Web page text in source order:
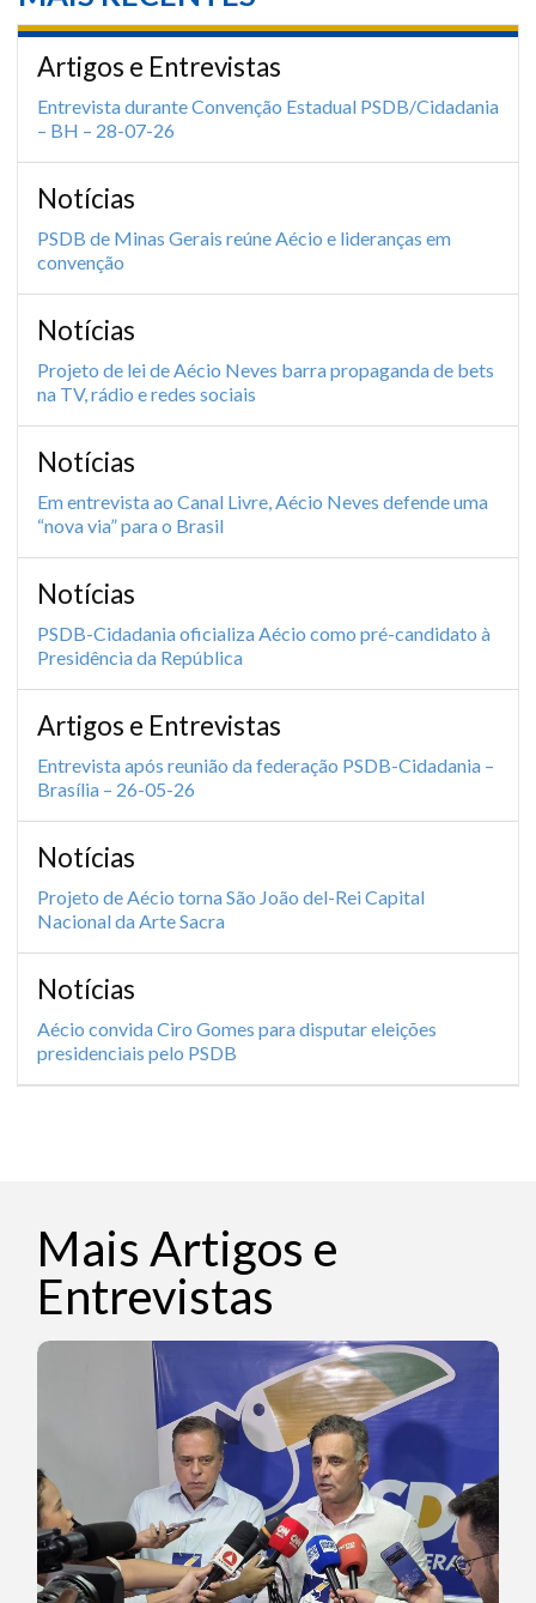
Artigos e Entrevistas
Entrevista durante Convenção Estadual PSDB/Cidadania
– BH – 28-07-26
Notícias
PSDB de Minas Gerais reúne Aécio e lideranças em
convenção
Notícias
Projeto de lei de Aécio Neves barra propaganda de bets
na TV, rádio e redes sociais
Notícias
Em entrevista ao Canal Livre, Aécio Neves defende uma
“nova via” para o Brasil
Notícias
PSDB-Cidadania oficializa Aécio como pré-candidato à
Presidência da República
Artigos e Entrevistas
Entrevista após reunião da federação PSDB-Cidadania –
Brasília – 26-05-26
Notícias
Projeto de Aécio torna São João del-Rei Capital
Nacional da Arte Sacra
Notícias
Aécio convida Ciro Gomes para disputar eleições
presidenciais pelo PSDB
Mais Artigos e
Entrevistas